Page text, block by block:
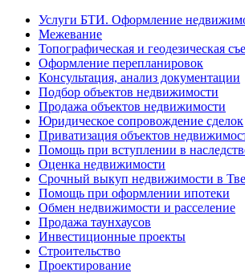
Услуги БТИ. Оформление
Межевание
Топографическая и геодезическая
Оформление перепланировок
Консультация, анализ документации
Подбор объектов недвижимости
Продажа объектов недвижимости
Юридическое сопровождение сделок
Приватизация объектов
Помощь при вступлении в
Оценка недвижимости
Срочный выкуп недвижимости в
Помощь при оформлении ипотеки
Обмен недвижимости и расселение
Продажа таунхаусов
Инвестиционные проекты
Строительство
Проектирование